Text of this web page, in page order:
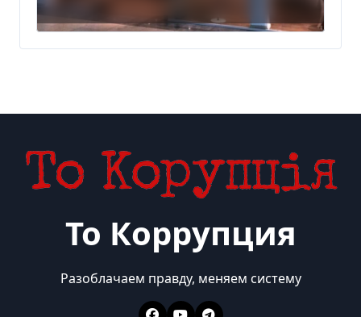
То Коррупция
Разоблачаем правду, меняем систему